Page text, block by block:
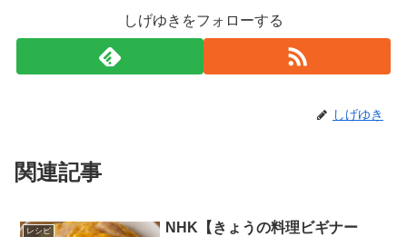
しげゆきをフォローする
しげゆき
関連記事
レシピ
NHK【きょうの料理ビギナー